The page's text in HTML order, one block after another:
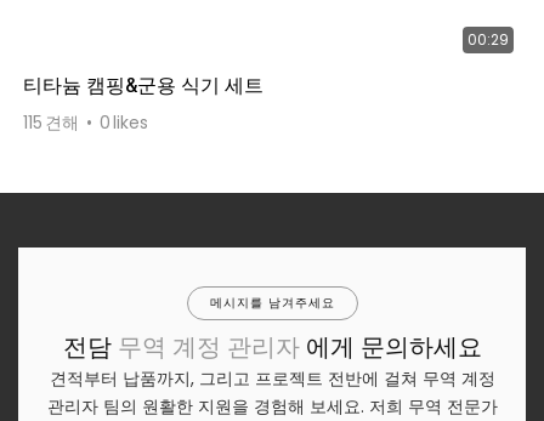
00:29
티타늄 캠핑&군용 식기 세트
115 견해 0likes
메시지를 남겨주세요
전담 무역 계정 관리자에게 문의하세요
견적부터 납품까지, 그리고 프로젝트 전반에 걸쳐 무역 계정
관리자 팀의 원활한 지원을 경험해 보세요. 저희 무역 전문가